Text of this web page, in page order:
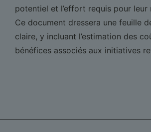
potentiel et l’effort requis pour
Ce document dressera une feuille
claire, y incluant l’estimation des
bénéfices associés aux initiatives